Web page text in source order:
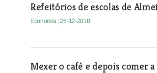
Refeitórios de escolas de
Economia | 26-12-2018
Mexer o café e depois comer